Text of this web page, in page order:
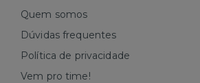
Quem somos
Dúvidas frequentes
Política de privacidade
Vem pro time!